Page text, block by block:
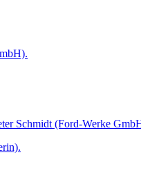
Schmidt (Ford-Werke